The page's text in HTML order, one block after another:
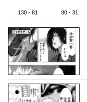
130 - 81 80 - 31